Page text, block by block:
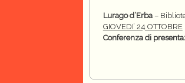
Lurago d’Erba–
GIOVEDI’ 24 OTTOBRE
Conferenza di